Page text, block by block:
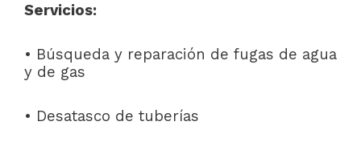
Servicios:
• Búsqueda y reparación de fugas de agua
y de gas
• Desatasco de tuberías